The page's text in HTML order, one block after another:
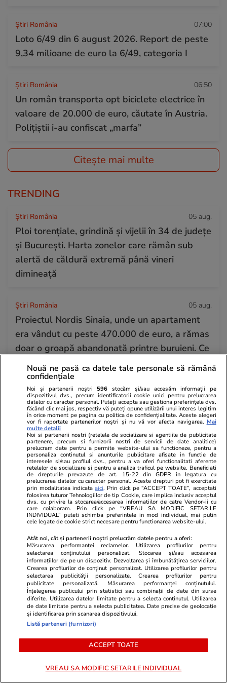
Știri România 07:00
Loto 6/49 din 6 august 2026. Report de peste
9,34 milioane de euro la 6/49, categoria I
Știri România 06:50
Un român transporta opt biciclete electrice în
valoare de 20.000 de euro, căutate în Austria.
Polițiștii i-au confiscat „marfa”
Citește mai multe
TRENDING
Știri România 05 aug.
Ploi torențiale, grindină și vijelii în 34 de județe
și București. Harta zonelor care rămân sub
alertă de căldură extremă până vineri
dimineață
Știri România 05 aug.
Proiectul Nordis Sinaia, unde un apartament
era vândut cu peste 470.000 de euro, a rămas
doar o groapă abandonată printre buruieni. Ce
spun autoritățile din oraș
Știri România 05 aug.
Schimbarea la Față a Domnului 2026 – tradiții
și superstiții
Horoscop 05 aug.
Horoscop 6 august 2026. Săgetătorii au parte
de noi oportunități de asociere cu persoane
care îi atrag prin preocupările și ideile lor
Vacanțe și Cultură 05 aug.
acoperite de dischete negre din
Vacanțe și
pe
Nouă ne pasă ca datele tale personale să rămână
confidențiale
Noi și partenerii noștri 596 stocăm și/sau accesăm informații pe
dispozitivul dvs., precum identificatorii cookie unici pentru prelucrarea
datelor cu caracter personal. Puteți accepta sau gestiona preferințele dvs.
făcând clic mai jos, respectiv vă puteți opune utilizării unui interes legitim
în orice moment pe pagina cu politica de confidențialitate. Aceste alegeri
vor fi raportate partenerilor noștri și nu vă vor afecta navigarea. Mai
multe detalii
Noi si partenerii nostri (retelele de socializare si agentiile de publicitate
partenere, precum si furnizorii nostri de servicii de date analitice)
prelucram date pentru a permite website-ului sa functioneze, pentru a
personaliza continutul si anunturile publicitare afisate in functie de
interesele si/sau profilul dvs., pentru a va oferi functionalitati aferente
retelelor de socializare si pentru a analiza traficul pe website. Beneficiati
de drepturile prevazute de art. 15-22 din GDPR in legatura cu
prelucrarea datelor cu caracter personal. Aceste drepturi pot fi exercitate
prin modalitatea indicataaici. Prin click pe “ACCEPT TOATE”, acceptati
folosirea tuturor Tehnologiilor de tip Cookie, care implica inclusiv acceptul
dvs. cu privire la stocarea/accesarea informatiilor de catre Vendor-ii cu
care colaboram. Prin click pe “VREAU SA MODIFIC SETARILE
INDIVIDUAL” puteti schimba preferintele in mod individual, mai putin
cele legate de cookie strict necesare pentru functionarea website-ului.
Atât noi, cât și partenerii noștri prelucrăm datele pentru a oferi:
Măsurarea performanței reclamelor. Utilizarea profilurilor pentru
selectarea conținutului personalizat. Stocarea și/sau accesarea
informațiilor de pe un dispozitiv. Dezvoltarea și îmbunătățirea serviciilor.
Crearea profilurilor de conținut personalizat. Utilizarea profilurilor pentru
selectarea publicității personalizate. Crearea profilurilor pentru
publicitate personalizată. Măsurarea performanței conținutului.
Înțelegerea publicului prin statistici sau combinații de date din surse
diferite. Utilizarea datelor limitate pentru a selecta conținutul. Utilizarea
de date limitate pentru a selecta publicitatea. Date precise de geolocație
și identificarea prin scanarea dispozitivului.
Listă parteneri (furnizori)
ACCEPT TOATE
VREAU SA MODIFIC SETARILE INDIVIDUAL